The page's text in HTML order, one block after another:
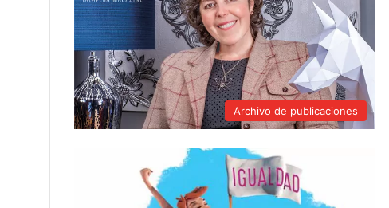
Archivo de publicaciones